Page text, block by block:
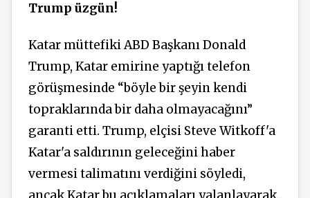
Trump üzgün!
Katar müttefiki ABD Başkanı Donald
Trump, Katar emirine yaptığı telefon
görüşmesinde “böyle bir şeyin kendi
topraklarında bir daha olmayacağını”
garanti etti. Trump, elçisi Steve Witkoff'a
Katar'a saldırının geleceğini haber
vermesi talimatını verdiğini söyledi,